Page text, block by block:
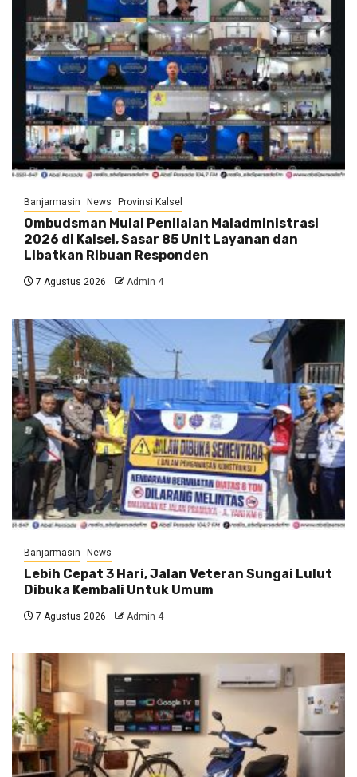
Banjarmasin News Provinsi Kalsel
Ombudsman Mulai Penilaian Maladministrasi
2026 di Kalsel, Sasar 85 Unit Layanan dan
Libatkan Ribuan Responden
7 Agustus 2026 Admin 4
Banjarmasin News
Lebih Cepat 3 Hari, Jalan Veteran Sungai Lulut
Dibuka Kembali Untuk Umum
7 Agustus 2026 Admin 4